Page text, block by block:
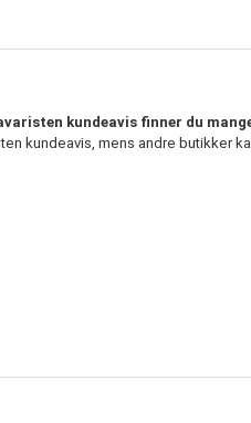
kundeavis finner du
kundeavis, mens andre butikker